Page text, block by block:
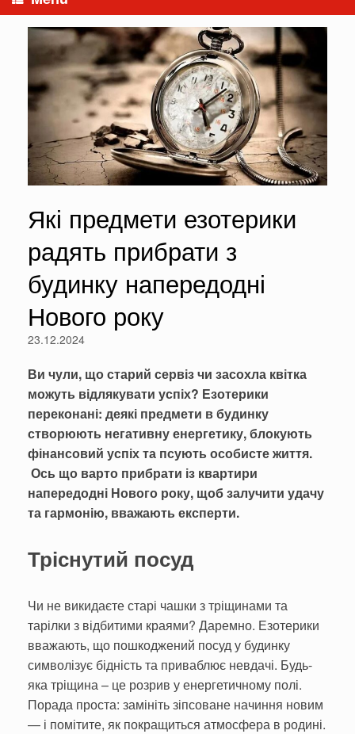
Які предмети езотерики
радять прибрати з
будинку напередодні
Нового року
23.12.2024
Ви чули, що старий сервіз чи засохла квітка
можуть відлякувати успіх? Езотерики
переконані: деякі предмети в будинку
створюють негативну енергетику, блокують
фінансовий успіх та псують особисте життя.
Ось що варто прибрати із квартири
напередодні Нового року, щоб залучити удачу
та гармонію, вважають експерти.
Тріснутий посуд
Чи не викидаєте старі чашки з тріщинами та
тарілки з відбитими краями? Даремно. Езотерики
вважають, що пошкоджений посуд у будинку
символізує бідність та приваблює невдачі. Будь-
яка тріщина – це розрив у енергетичному полі.
Порада проста: замініть зіпсоване начиння новим
— і помітите, як покращиться атмосфера в родині.